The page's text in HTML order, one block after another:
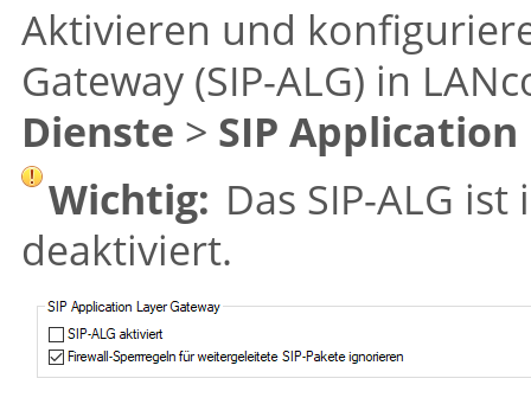
Aktivieren und
Gateway (SIP-ALG) in
Dienste > SIP
Wichtig: Das SIP-ALG
deaktiviert.